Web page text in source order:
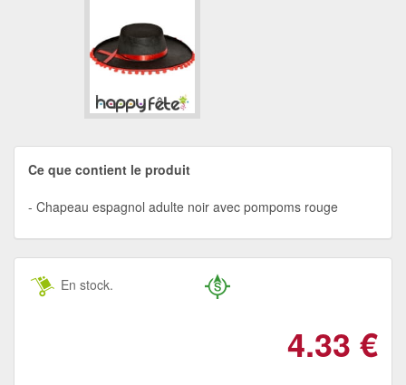
Ce que contient le produit
Chapeau espagnol adulte noir avec pompoms rouge
En stock.
4.33 €